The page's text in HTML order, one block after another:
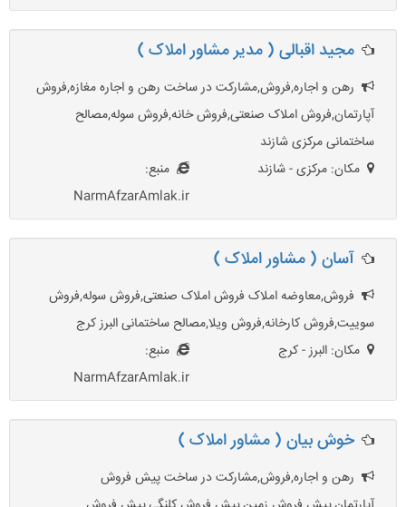
مجید اقبالی ( مدیر مشاور املاک )
رهن و اجاره,فروش,مشارکت در ساخت رهن و اجاره مغازه,فروش
آپارتمان,فروش املاک صنعتی,فروش خانه,فروش سوله,مصالح
ساختمانی مرکزی شازند
مکان: مرکزی - شازند
منبع:
NarmAfzarAmlak.ir
آسان ( مشاور املاک )
فروش,معاوضه املاک فروش املاک صنعتی,فروش سوله,فروش
سوییت,فروش کارخانه,فروش ویلا,مصالح ساختمانی البرز کرج
مکان: البرز - کرج
منبع:
NarmAfzarAmlak.ir
خوش بیان ( مشاور املاک )
رهن و اجاره,فروش,مشارکت در ساخت پیش فروش